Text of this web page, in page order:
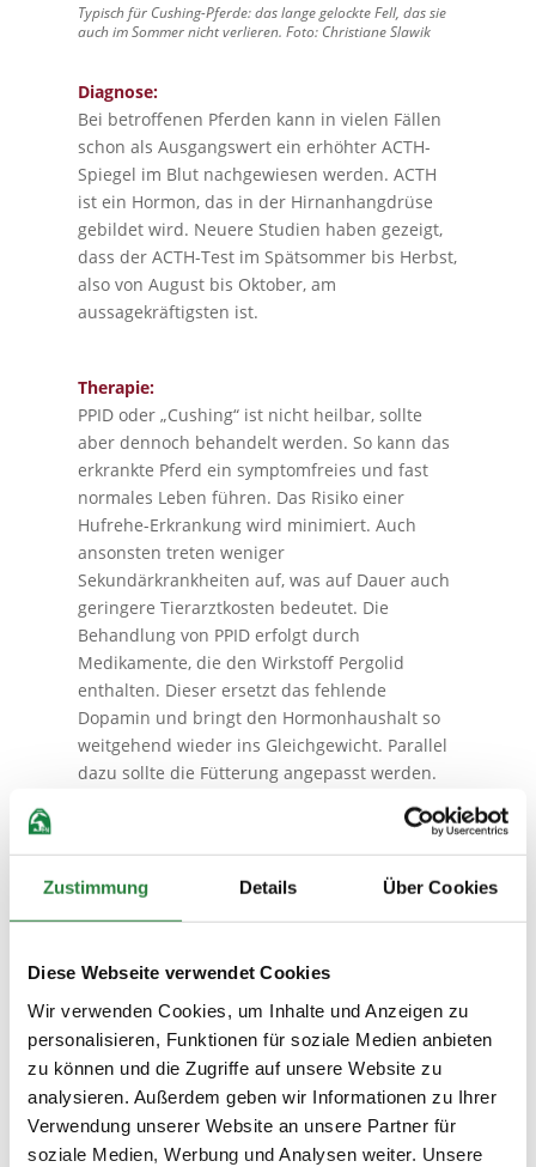
Zustimmung Details Über Cookies
Diese Webseite verwendet Cookies
Wir verwenden Cookies, um Inhalte und Anzeigen zu
personalisieren, Funktionen für soziale Medien anbieten
zu können und die Zugriffe auf unsere Website zu
analysieren. Außerdem geben wir Informationen zu Ihrer
Verwendung unserer Website an unsere Partner für
soziale Medien, Werbung und Analysen weiter. Unsere
Typisch für Cushing-Pferde: das lange gelockte Fell, das sie
auch im Sommer nicht verlieren. Foto: Christiane Slawik
Diagnose:
Bei betroffenen Pferden kann in vielen Fällen
schon als Ausgangswert ein erhöhter ACTH-
Spiegel im Blut nachgewiesen werden. ACTH
ist ein Hormon, das in der Hirnanhangdrüse
gebildet wird. Neuere Studien haben gezeigt,
dass der ACTH-Test im Spätsommer bis Herbst,
also von August bis Oktober, am
aussagekräftigsten ist.
Therapie:
PPID oder „Cushing“ ist nicht heilbar, sollte
aber dennoch behandelt werden. So kann das
erkrankte Pferd ein symptomfreies und fast
normales Leben führen. Das Risiko einer
Hufrehe-Erkrankung wird minimiert. Auch
ansonsten treten weniger
Sekundärkrankheiten auf, was auf Dauer auch
geringere Tierarztkosten bedeutet. Die
Behandlung von PPID erfolgt durch
Medikamente, die den Wirkstoff Pergolid
enthalten. Dieser ersetzt das fehlende
Dopamin und bringt den Hormonhaushalt so
weitgehend wieder ins Gleichgewicht. Parallel
dazu sollte die Fütterung angepasst werden.
Pferden mit EMS, Futtermittel mit viel Stärke
und Zucker (z.B. Getreide, Melasse aber auch
Obst) zu vermeiden. Stärke und Zucker lösen
bekommen, da dieses weniger Energie enthält.
Pferde zu Hufrehe neigen – sollte man sie nur
zeitlich begrenzt auf die Weide lassen und
danach auf einen Auslauf ausweichen.
Vorsicht auch bei abgefressenen Koppeln:
Gestresste Pflanzen bilden besonders viele
Fruktane, eine besondere Zuckerform, die im